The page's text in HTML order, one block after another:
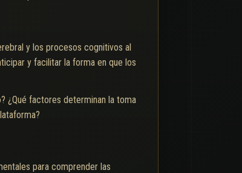
y los procesos cognitivos al
y facilitar la forma en que los
¿Qué factores determinan la toma
para comprender las